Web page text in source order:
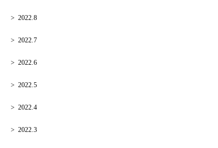
2022.8
2022.7
2022.6
2022.5
2022.4
2022.3